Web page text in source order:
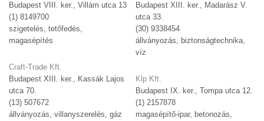
Budapest VIII. ker., Villám utca 13
(1) 8149700
szigetelés, tetőfedés,
magasépítés
Craft-Trade Kft.
Budapest XIII. ker., Kassák Lajos
utca 70.
(13) 507672
állványozás, villanyszerelés, gáz
Budapest XIII. ker., Madarász V.
utca 33.
(30) 9338454
állványozás, biztonságtechnika,
víz
Klp Kft.
Budapest IX. ker., Tompa utca 12.
(1) 2157878
magasépítő-ipar, betonozás,